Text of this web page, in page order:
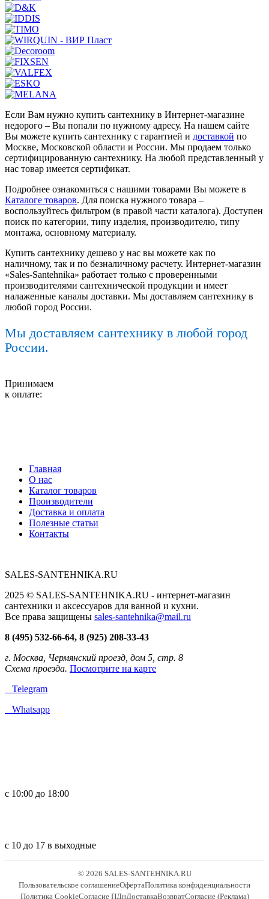
Если Вам нужно купить сантехнику в Интернет-магазине
недорого – Вы попали по нужному адресу. На нашем сайте
Вы можете купить сантехнику с гарантией и доставкой по
Москве, Московской области и России. Мы продаем только
сертифицированную сантехнику. На любой представленный у
нас товар имеется сертификат.
Подробнее ознакомиться с нашими товарами Вы можете в
Каталоге товаров. Для поиска нужного товара –
воспользуйтесь фильтром (в правой части каталога). Доступен
поиск по категории, типу изделия, производителю, типу
монтажа, основному материалу.
Купить сантехнику дешево у нас вы можете как по
наличному, так и по безналичному расчету. Интернет-магазин
«Sales-Santehnika» работает только с проверенными
производителями сантехнической продукции и имеет
налаженные каналы доставки. Мы доставляем сантехнику в
любой город России.
Мы доставляем сантехнику в любой город
России.
Принимаем
к оплате:
Главная
О нас
Каталог товаров
Производители
Доставка и оплата
Полезные статьи
Контакты
SALES-SANTEHNIKA.RU
2025 © SALES-SANTEHNIKA.RU - интернет-магазин
сантехники и аксессуаров для ванной и кухни.
Все права защищены sales-santehnika@mail.ru
8 (495) 532-66-64, 8 (925) 208-33-43
г. Москва, Чермянский проезд, дом 5, стр. 8
Схема проезда. Посмотрите на карте
Telegram
Whatsapp
с 10:00 до 18:00
с 10 до 17 в выходные
© 2026 SALES-SANTEHNIKA.RU
Пользовательское соглашениеОфертаПолитика конфиденциальности
Политика CookieСогласие ПДнДоставкаВозвратСогласие (Реклама)